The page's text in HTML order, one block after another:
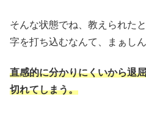
そんな状態でね、教えられた
字を打ち込むなんて、まぁし
直感的に分かりにくいから退
切れてしまう。